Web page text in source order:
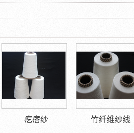
疙瘩纱 竹纤维纱线